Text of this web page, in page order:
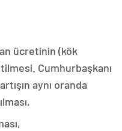
ücretinin (kök
Cumhurbaşkanı
aynı oranda